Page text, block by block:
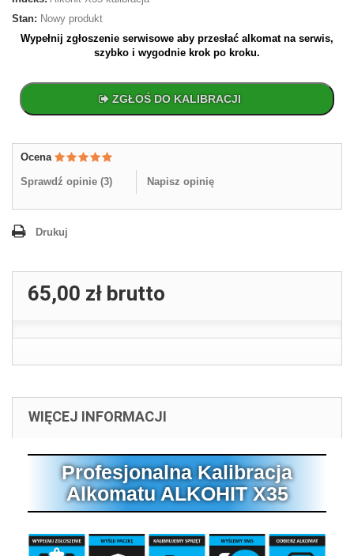
Stan: Nowy produkt
Wypełnij zgłoszenie serwisowe aby przesłać alkomat na serwis,
szybko i wygodnie krok po kroku.
ZGŁOŚ DO KALIBRACJI
Ocena
Sprawdź opinie (3) Napisz opinię
Drukuj
65,00 zł brutto
WIĘCEJ INFORMACJI
Profesjonalna Kalibracja
Alkomatu ALKOHIT X35